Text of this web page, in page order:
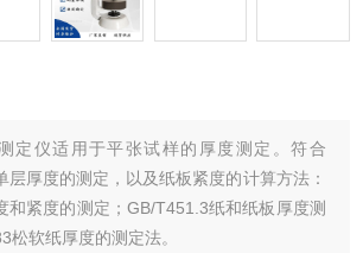
定仪适用于平张试样的厚度测定。符合
层厚度的测定，以及纸板紧度的计算方法：
和紧度的测定；GB/T451.3纸和纸板厚度测
松软纸厚度的测定法。